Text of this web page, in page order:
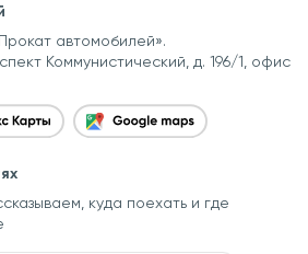
автомобилей».
Коммунистический, д. 196/1, офис
куда поехать и где